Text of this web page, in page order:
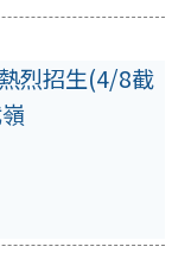
烈招生(4/8截